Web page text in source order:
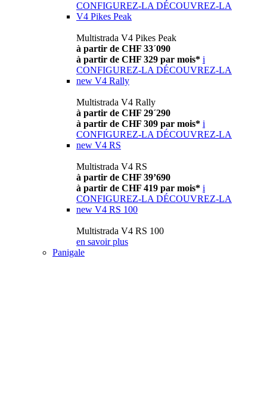
CONFIGUREZ-LA DÉCOUVREZ-LA
V4 Pikes Peak
Multistrada V4 Pikes Peak
à partir de CHF 33´090
à partir de CHF 329 par mois* i
CONFIGUREZ-LA DÉCOUVREZ-LA
new V4 Rally
Multistrada V4 Rally
à partir de CHF 29´290
à partir de CHF 309 par mois* i
CONFIGUREZ-LA DÉCOUVREZ-LA
new V4 RS
Multistrada V4 RS
à partir de CHF 39’690
à partir de CHF 419 par mois* i
CONFIGUREZ-LA DÉCOUVREZ-LA
new V4 RS 100
Multistrada V4 RS 100
en savoir plus
Panigale